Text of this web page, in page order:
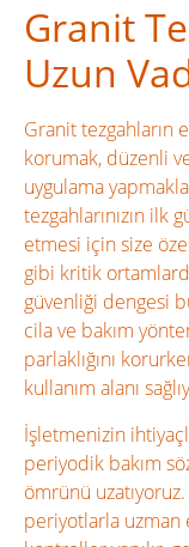
Granit
Uzun
Granit tezgahların
korumak, düzenli
uygulama
tezgahlarınızın ilk
etmesi için size
gibi kritik
güvenliği dengesi
cila ve bakım
parlaklığını
kullanım alanı
İşletmenizin
periyodik bakım
ömrünü
periyotlarla uzman